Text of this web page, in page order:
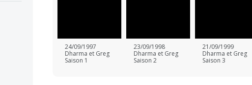
24/09/1997
Dharma et Greg
Saison 1
23/09/1998
Dharma et Greg
Saison 2
21/09/1999
Dharma et Greg
Saison 3